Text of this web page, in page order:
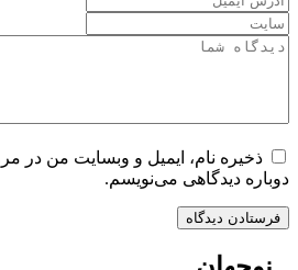
ذخیره نام، ایمیل و وبسایت من در
دوباره دیدگاهی می‌نویسم.